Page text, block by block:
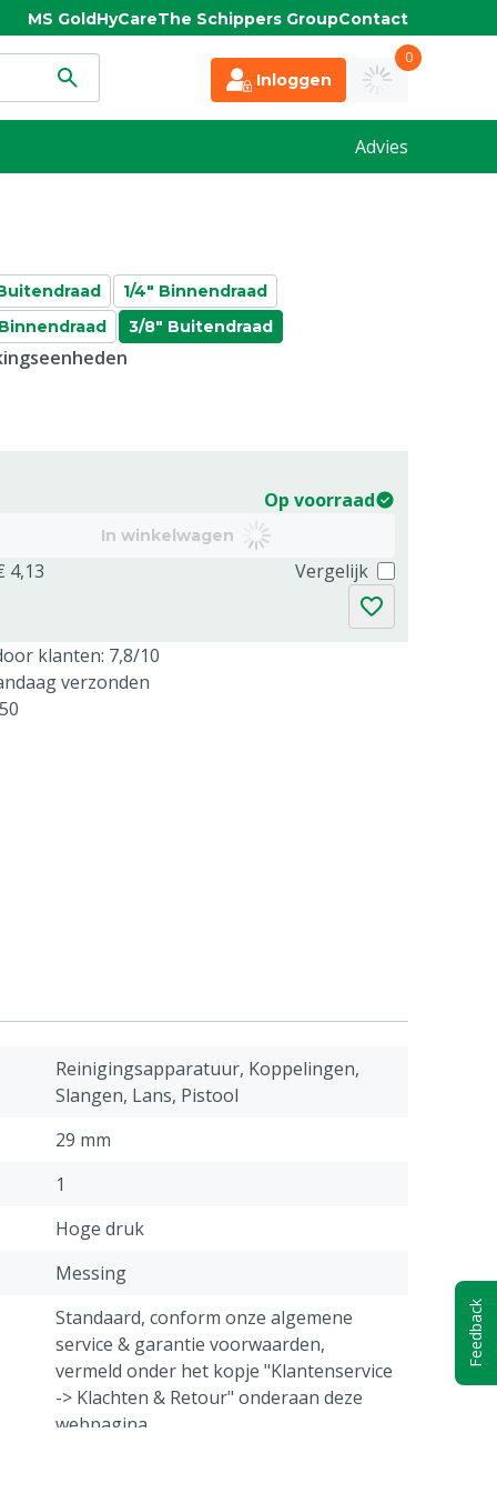
MS GoldHyCareThe Schippers GroupContact
Inloggen
0
Advies
1/4" Binnendraad
3/8" Buitendraad
Op voorraad
In winkelwagen
4,13 Vergelijk
klanten: 7,8/10
verzonden
Reinigingsapparatuur, Koppelingen,
Slangen, Lans, Pistool
29 mm
1
Hoge druk
Messing
Standaard, conform onze algemene
service & garantie voorwaarden,
vermeld onder het kopje "Klantenservice
-> Klachten & Retour" onderaan deze
webpagina.
Feedback